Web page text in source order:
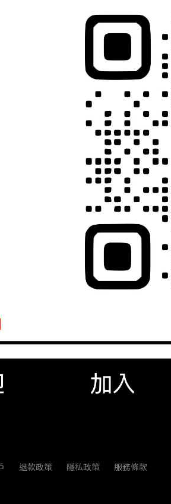
天霸Tenba Tripak 燈腳
公分 TTP46 (貨號634-
私】鏡花園
NT$3,800
天霸Tenba 攝影沙袋 沙
退款政策 隱私政策 服務條款